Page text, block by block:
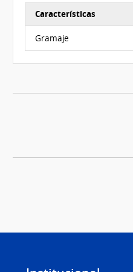
Características
Gramaje